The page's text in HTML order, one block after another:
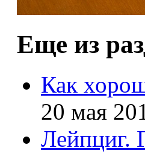
Еще из
Как
20 мая
Лейпциг.